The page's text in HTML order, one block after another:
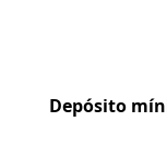
Depósito